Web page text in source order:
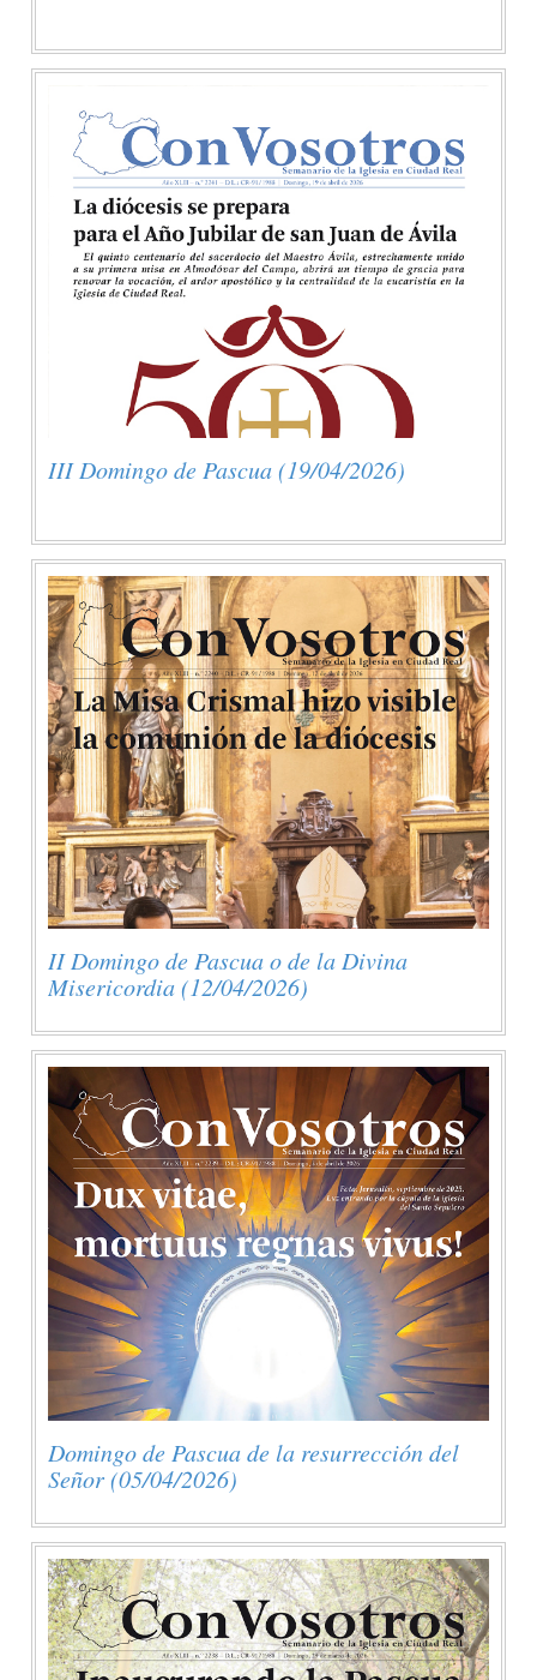
III Domingo de Pascua (19/04/2026)
II Domingo de Pascua o de la Divina
Misericordia (12/04/2026)
Domingo de Pascua de la resurrección del
Señor (05/04/2026)